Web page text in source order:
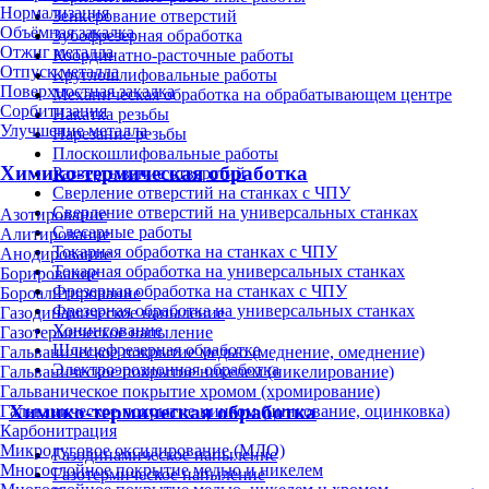
Нормализация
Объёмная закалка
Отжиг металла
Отпуск металла
Поверхностная закалка
Сорбитизация
Улучшение металла
Химико-термическая обработка
Азотирование
Алитирование
Анодирование
Борирование
Бороалитирование
Газодинамическое напыление
Газотермическое напыление
Гальваническое покрытие медью (меднение, омеднение)
Гальваническое покрытие никелем (никелирование)
Гальваническое покрытие хромом (хромирование)
Гальваническое покрытие цинком (цинкование, оцинковка)
Карбонитрация
Микродуговое оксидирование (МДО)
Многослойное покрытие медью и никелем
Зенкерование отверстий
Зубофрезерная обработка
Координатно-расточные работы
Круглошлифовальные работы
Механическая обработка на обрабатывающем центре
Накатка резьбы
Нарезание резьбы
Плоскошлифовальные работы
Развертывание отверстий
Сверление отверстий на станках с ЧПУ
Сверление отверстий на универсальных станках
Слесарные работы
Токарная обработка на станках с ЧПУ
Токарная обработка на универсальных станках
Фрезерная обработка на станках с ЧПУ
Фрезерная обработка на универсальных станках
Хонингование
Шлицефрезерная обработка
Электроэрозионная обработка
Химико-термическая обработка
Газодинамическое напыление
Газотермическое напыление